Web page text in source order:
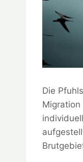
Die